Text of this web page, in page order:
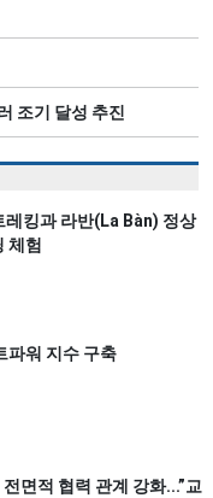
조기 달성 추진
레킹과 라반(La Bàn) 정상
체험
파워 지수 구축
면적 협력 관계 강화...”교